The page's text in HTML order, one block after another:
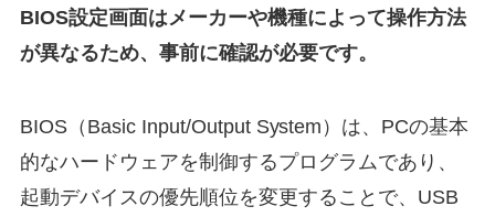
BIOS設定画面はメーカーや機種によって操作方法
が異なるため、事前に確認が必要です。
BIOS（Basic Input/Output System）は、PCの基本
的なハードウェアを制御するプログラムであり、
起動デバイスの優先順位を変更することで、USB